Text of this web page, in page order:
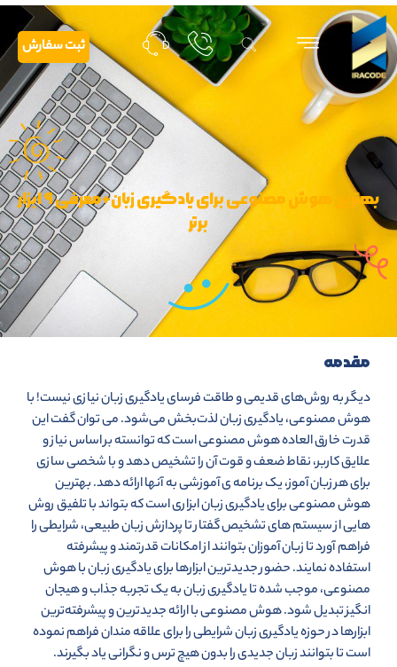
ثبت سفارش
بهترین هوش مصنوعی برای یادگیری زبان+معرفی ۹ ابزار
برتر
مقدمه
دیگر به روش‌های قدیمی و طاقت فرسای یادگیری زبان نیازی نیست! با
هوش مصنوعی، یادگیری زبان لذت‌بخش می‌شود. می توان گفت این
قدرت خارق العاده هوش مصنوعی است که توانسته بر اساس نیاز و
علایق کاربر، نقاط ضعف و قوت آن را تشخیص دهد و با شخصی سازی
برای هر زبان آموز، یک برنامه ی آموزشی به آنها ارائه دهد. بهترین
هوش مصنوعی برای یادگیری زبان ابزاری است که بتواند با تلفیق روش
هایی از سیستم های تشخیص گفتار تا پردازش زبان طبیعی، شرایطی را
فراهم آورد تا زبان آموزان بتوانند از امکانات قدرتمند و پیشرفته
استفاده نمایند. حضور جدیدترین ابزارها برای یادگیری زبان با هوش
مصنوعی، موجب شده تا یادگیری زبان به یک تجربه جذاب و هیجان
انگیز تبدیل شود. هوش مصنوعی با ارائه جدیدترین و پیشرفته‌ترین
ابزارها در حوزه یادگیری زبان شرایطی را برای علاقه مندان فراهم نموده
است تا بتوانند زبان جدیدی را بدون هیچ ترس و نگرانی یاد بگیرند.